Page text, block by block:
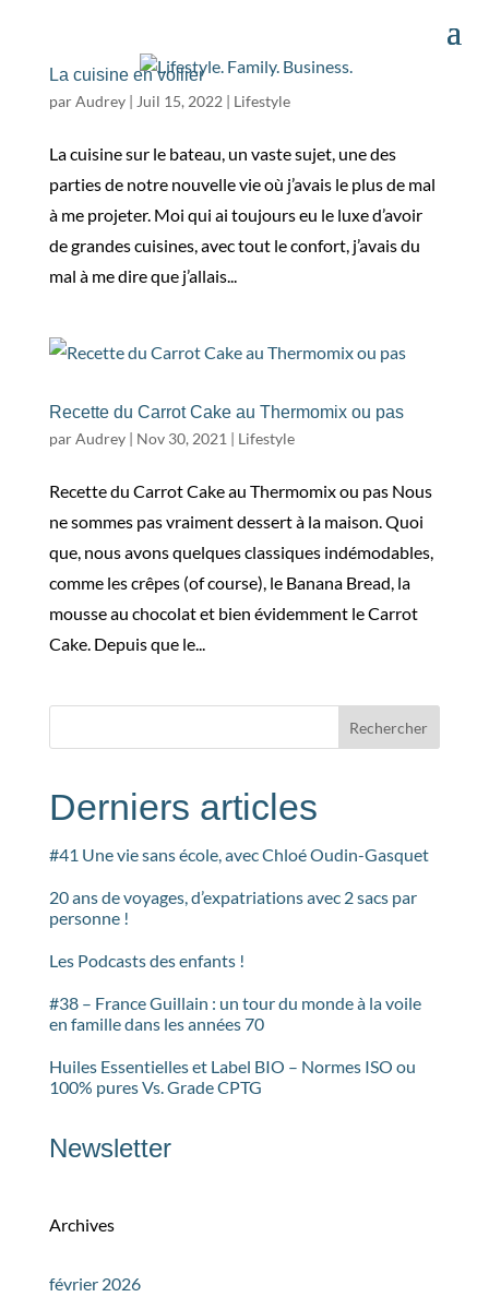
La cuisine en voilier
parAudrey| Juil 15, 2022 | Lifestyle
La cuisine sur le bateau, un vaste sujet, une des
parties de notre nouvelle vie où j’avais le plus de mal
à me projeter. Moi qui ai toujours eu le luxe d’avoir
de grandes cuisines, avec tout le confort, j’avais du
mal à me dire que j’allais...
Recette du Carrot Cake au Thermomix ou pas
parAudrey| Nov 30, 2021 | Lifestyle
Recette du Carrot Cake au Thermomix ou pas Nous
ne sommes pas vraiment dessert à la maison. Quoi
que, nous avons quelques classiques indémodables,
comme les crêpes (of course), le Banana Bread, la
mousse au chocolat et bien évidemment le Carrot
Cake. Depuis que le...
Rechercher
Derniers articles
#41 Une vie sans école, avec Chloé Oudin-Gasquet
20 ans de voyages, d’expatriations avec 2 sacs par
personne !
Les Podcasts des enfants !
#38 – France Guillain : un tour du monde à la voile
en famille dans les années 70
Huiles Essentielles et Label BIO – Normes ISO ou
100% pures Vs. Grade CPTG
Newsletter
Archives
février 2026